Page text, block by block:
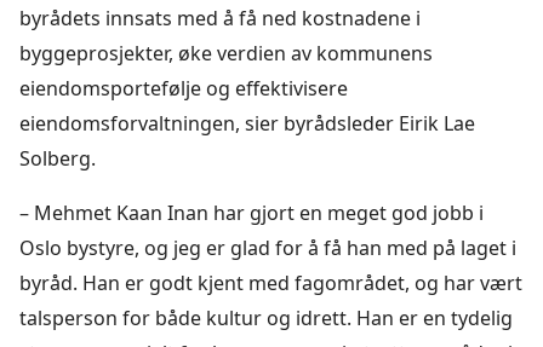
byrådets innsats med å få ned kostnadene i
byggeprosjekter, øke verdien av kommunens
eiendomsportefølje og effektivisere
eiendomsforvaltningen, sier byrådsleder Eirik Lae
Solberg.
– Mehmet Kaan Inan har gjort en meget god jobb i
Oslo bystyre, og jeg er glad for å få han med på laget i
byråd. Han er godt kjent med fagområdet, og har vært
talsperson for både kultur og idrett. Han er en tydelig